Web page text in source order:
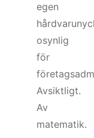
egen
osynlig
för
Avsiktligt.
Av
matematik.